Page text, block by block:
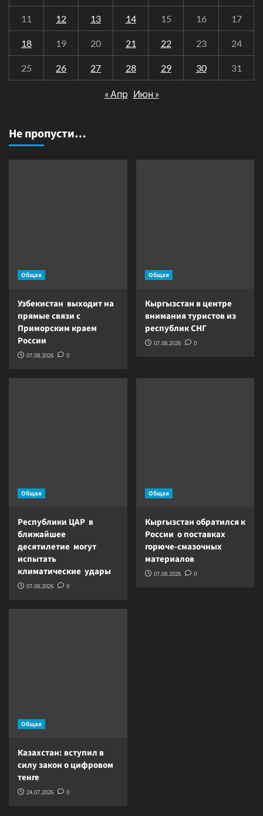
11 12 13 14 15 16 17
18 19 20 21 22 23 24
25 26 27 28 29 30 31
« Апр Июн »
Не пропусти…
Общая
Узбекистан выходит на
прямые связи с
Приморским краем
России
07.08.2026 0
Общая
Кыргызстан в центре
внимания туристов из
республик СНГ
07.08.2026 0
Общая
Республики ЦАР в
ближайшее
десятилетие могут
испытать
климатические удары
07.08.2026 0
Общая
Кыргызстан обратился к
России о поставках
горюче-смазочных
материалов
07.08.2026 0
Общая
Казахстан: вступил в
силу закон о цифровом
тенге
24.07.2026 0